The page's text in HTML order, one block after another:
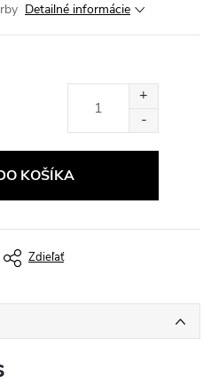
Detailné informácie
KOŠÍKA
Zdieľať